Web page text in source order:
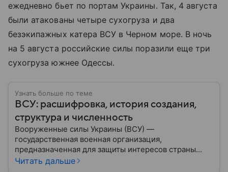
ежедневно бьет по портам Украины. Так, 4 августа
были атакованы четыре сухогруза и два
безэкипажных катера ВСУ в Черном море. В ночь
на 5 августа российские силы поразили еще три
сухогруза южнее Одессы.
Узнать больше по теме
ВСУ: расшифровка, история создания,
структура и численность
Вооруженные силы Украины (ВСУ) —
государственная военная организация,
предназначенная для защиты интересов страны
военным путем. Была создана после
Читать дальше